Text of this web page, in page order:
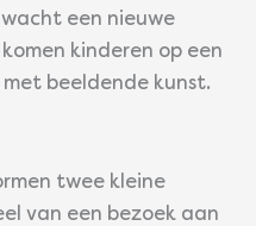
een nieuwe
kinderen op een
beeldende kunst.
twee kleine
van een bezoek aan